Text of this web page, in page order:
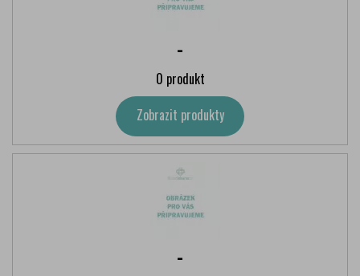
-
0 produkt
Zobrazit produkty
-